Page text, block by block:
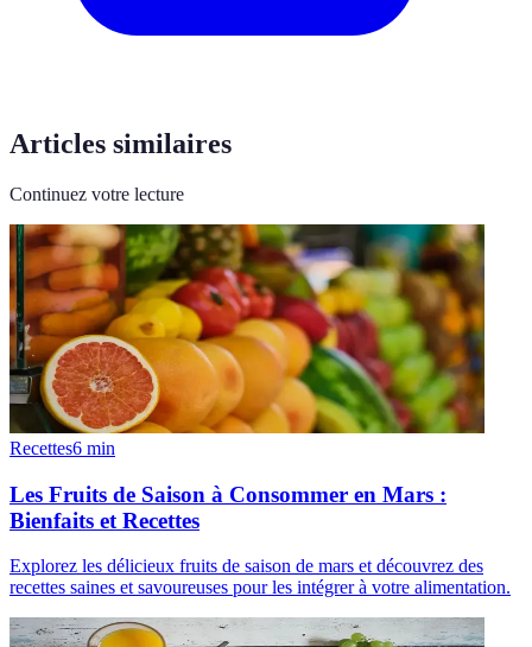
Articles similaires
Continuez votre lecture
Recettes6 min
Les Fruits de Saison à Consommer en Mars :
Bienfaits et Recettes
Explorez les délicieux fruits de saison de mars et découvrez des
recettes saines et savoureuses pour les intégrer à votre alimentation.